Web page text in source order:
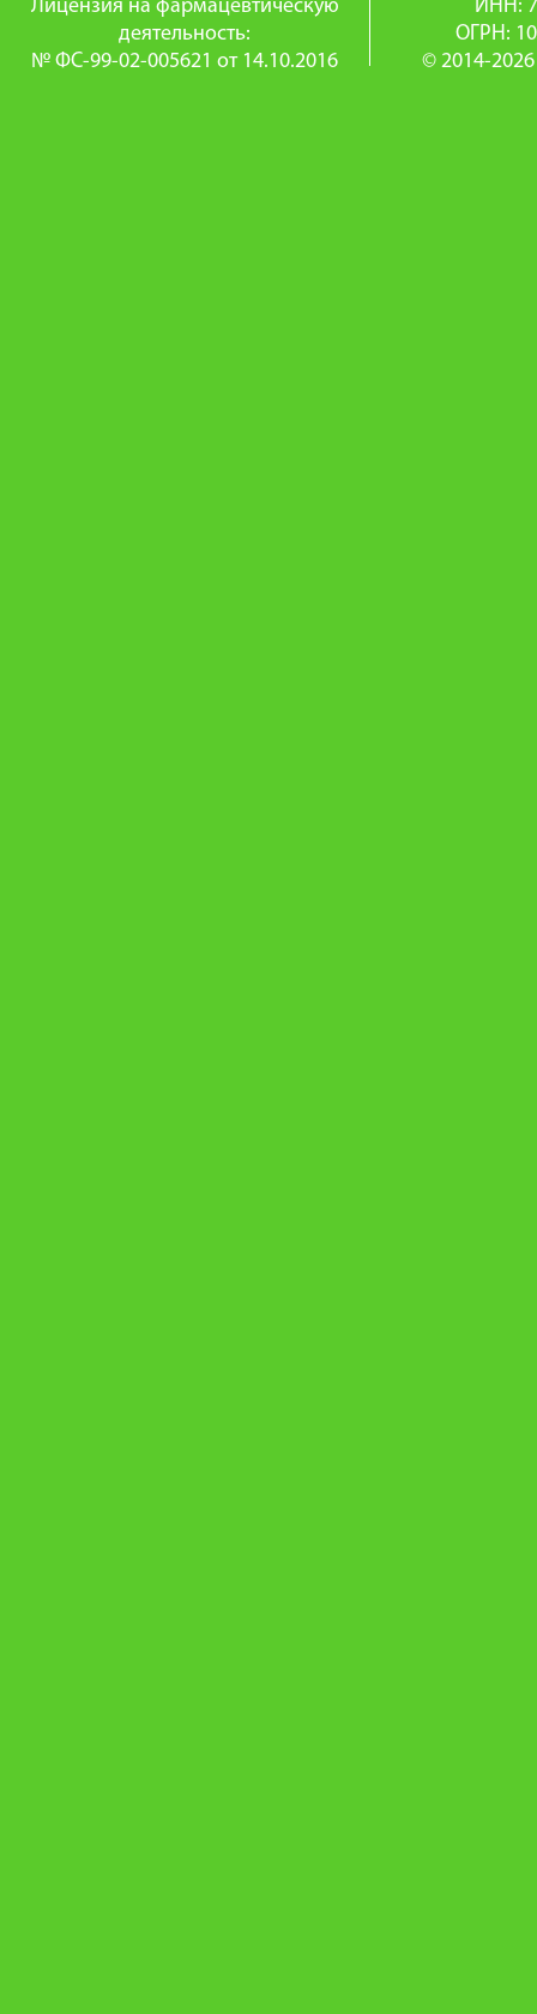
Лицензия на фармацевтическую
деятельность:
№ ФС-99-02-005621 от 14.10.2016
ИНН:
ОГРН:
© 2014-